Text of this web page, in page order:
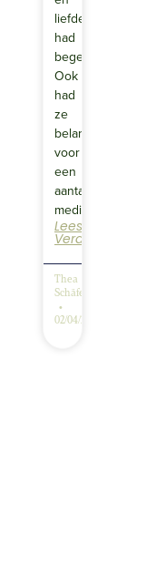
liefdevol
had
begeleid.
Ook
had
ze
belangstelling
voor
een
aantal
meditaties…
Lees
Verder
Thea
Schäfer
02/04/2026